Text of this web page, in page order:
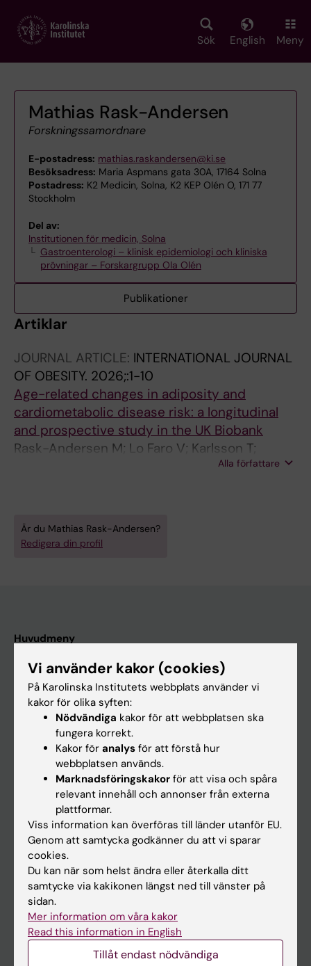
main
Sök English Meny
Mathias Rask-Andersen
Forskningssamordnare
E-postadress: mathias.raskandersen@ki.se
Besöksadress: Maria Aspmans gata 30A, 17164 Solna
Postadress: K2 Medicin, Solna, K2 KEP Olén O, 171 77
Stockholm
Del av:
Institutionen för medicin, Solna
Gastroenterologi – klinisk epidemiologi och kliniska
prövningar – Forskargrupp Ola Olén
Publikationer
Artiklar
JOURNAL ARTICLE: INTERNATIONAL JOURNAL
OF OBESITY. 2026;:1-10
Age-related changes in adiposity and
cardiometabolic disease risk: a longitudinal
and prospective study in the UK Biobank
Rask-Andersen M; Lo Faro V; Karlsson T;
Alla författare
Är du Mathias Rask-Andersen?
Redigera din profil
Huvudmeny
Utbildning
Forskarutbildning
Forskning
På gång
Kalender
Student
Ladok
Canvas
Schema
Vi använder kakor (cookies)
På Karolinska Institutets webbplats använder vi
kakor för olika syften:
Nödvändiga kakor för att webbplatsen ska
fungera korrekt.
Kakor för analys för att förstå hur
webbplatsen används.
Marknadsföringskakor för att visa och spåra
relevant innehåll och annonser från externa
plattformar.
Viss information kan överföras till länder utanför EU.
Genom att samtycka godkänner du att vi sparar
cookies.
Du kan när som helst ändra eller återkalla ditt
samtycke via kakikonen längst ned till vänster på
sidan.
Mer information om våra kakor
Read this information in English
Tillåt endast nödvändiga